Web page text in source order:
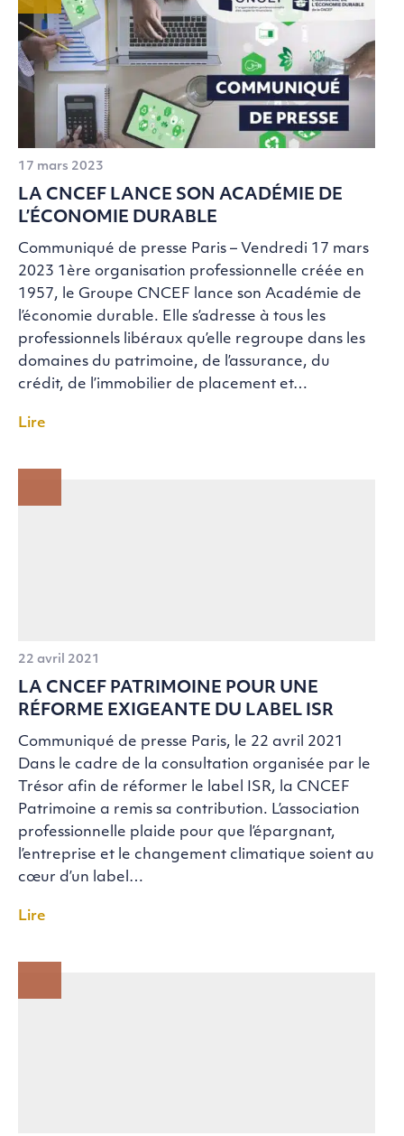
17 mars 2023
LA CNCEF LANCE SON ACADÉMIE DE
L’ÉCONOMIE DURABLE
Communiqué de presse Paris – Vendredi 17 mars
2023 1ère organisation professionnelle créée en
1957, le Groupe CNCEF lance son Académie de
l’économie durable. Elle s’adresse à tous les
professionnels libéraux qu’elle regroupe dans les
domaines du patrimoine, de l’assurance, du
crédit, de l’immobilier de placement et…
Lire
22 avril 2021
LA CNCEF PATRIMOINE POUR UNE
RÉFORME EXIGEANTE DU LABEL ISR
Communiqué de presse Paris, le 22 avril 2021
Dans le cadre de la consultation organisée par le
Trésor afin de réformer le label ISR, la CNCEF
Patrimoine a remis sa contribution. L’association
professionnelle plaide pour que l’épargnant,
l’entreprise et le changement climatique soient au
cœur d’un label…
Lire